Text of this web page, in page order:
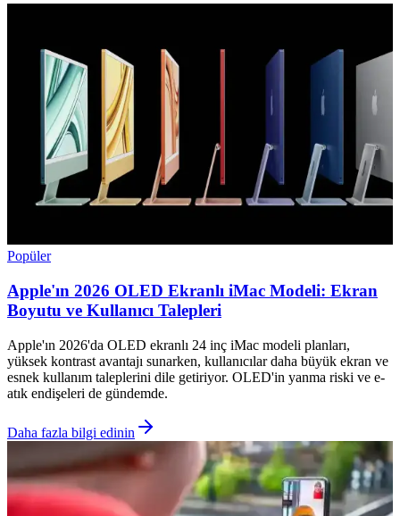
Popüler
Apple'ın 2026 OLED Ekranlı iMac Modeli: Ekran
Boyutu ve Kullanıcı Talepleri
Apple'ın 2026'da OLED ekranlı 24 inç iMac modeli planları,
yüksek kontrast avantajı sunarken, kullanıcılar daha büyük ekran ve
esnek kullanım taleplerini dile getiriyor. OLED'in yanma riski ve e-
atık endişeleri de gündemde.
Daha fazla bilgi edinin